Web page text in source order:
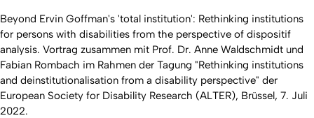
Beyond Ervin Goffman's 'total institution': Rethinking institutions
for persons with disabilities from the perspective of dispositif
analysis. Vortrag zusammen mit Prof. Dr. Anne Waldschmidt und
Fabian Rombach im Rahmen der Tagung "Rethinking institutions
and deinstitutionalisation from a disability perspective" der
European Society for Disability Research (ALTER), Brüssel, 7. Juli
2022.